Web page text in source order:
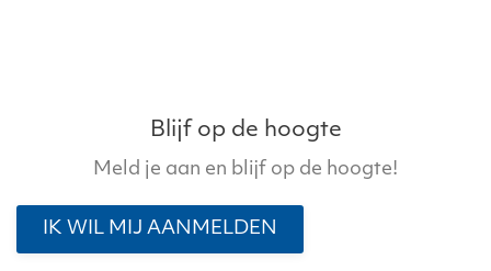
Blijf op de hoogte
Meld je aan en blijf op de hoogte!
IK WIL MIJ AANMELDEN